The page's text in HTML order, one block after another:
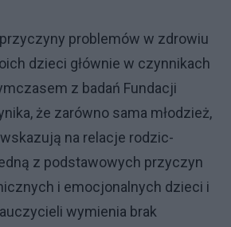
problemów w zdrowiu
dzieci głównie w czynnikach
z badań Fundacji
że zarówno sama młodzież,
na relacje rodzic-
z podstawowych przyczyn
i emocjonalnych dzieci i
wymienia brak